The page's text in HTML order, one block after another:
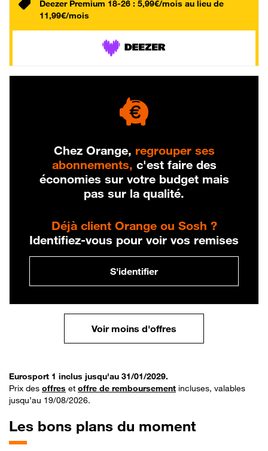
Deezer Premium 18-26 : 5,99€/mois au lieu de
11,99€/mois
Chez Orange, regrouper ses
abonnements, c'est faire des
économies sur votre budget mais
pas sur la qualité.
Déjà client Orange ou Sosh ?
Identifiez-vous pour voir vos remises
S'identifier
Voir moins d'offres
Eurosport 1 inclus jusqu'au 31/01/2029.
Prix des offres et offre de remboursement incluses, valables
jusqu’au 19/08/2026.
Les bons plans du moment